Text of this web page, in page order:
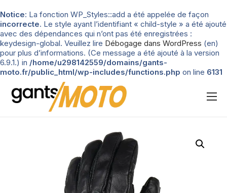
Notice: La fonction WP_Styles::add a été appelée de façon
incorrecte. Le style ayant l’identifiant « child-style » a été ajouté
avec des dépendances qui n’ont pas été enregistrées :
keydesign-global. Veuillez lire Débogage dans WordPress (en)
pour plus d’informations. (Ce message a été ajouté à la version
6.9.1.) in /home/u298142559/domains/gants-
moto.fr/public_html/wp-includes/functions.php on line 6131
Nos tests
Types de gants
Guide d’achat